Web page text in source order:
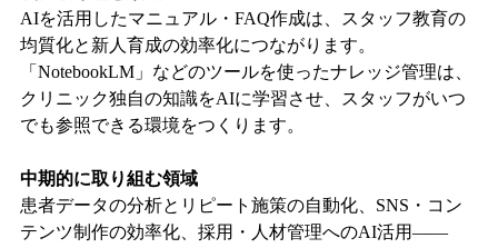
AIを活用したマニュアル・FAQ作成は、スタッフ教育の
均質化と新人育成の効率化につながります。
「NotebookLM」などのツールを使ったナレッジ管理は、
クリニック独自の知識をAIに学習させ、スタッフがいつ
でも参照できる環境をつくります。
中期的に取り組む領域
患者データの分析とリピート施策の自動化、SNS・コン
テンツ制作の効率化、採用・人材管理へのAI活用——